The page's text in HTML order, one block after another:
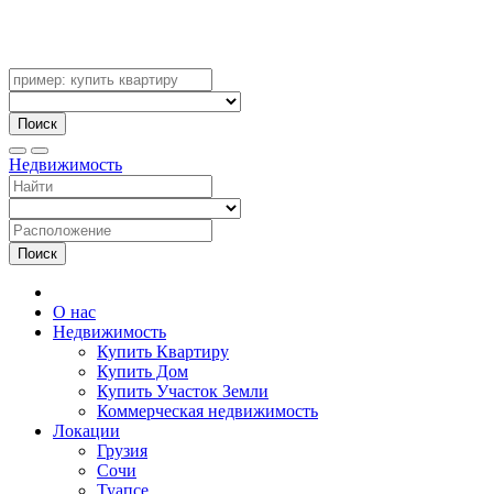
Поиск
Недвижимость
Поиск
О нас
Недвижимость
Купить Квартиру
Купить Дом
Купить Участок Земли
Коммерческая недвижимость
Локации
Грузия
Сочи
Туапсе